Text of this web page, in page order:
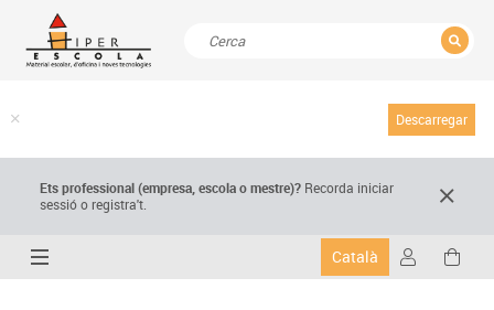
Descarregar
Ets professional (empresa,escola o mestre)? Recorda iniciar
sessió o registra't.
Català